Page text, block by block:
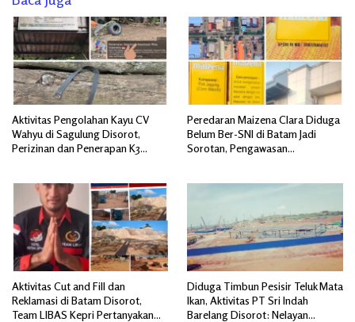
Aktivitas Pengolahan Kayu CV
Wahyu di Sagulung Disorot,
Perizinan dan Penerapan K3
Peredaran Maizena Clara Diduga
Belum Ber-SNI di Batam Jadi
Sorotan, Pengawasan
Aktivitas Cut and Fill dan
Reklamasi di Batam Disorot,
Team LIBAS Kepri Pertanyakan
Diduga Timbun Pesisir Teluk Mata
Ikan, Aktivitas PT Sri Indah
Barelang Disorot: Nelayan